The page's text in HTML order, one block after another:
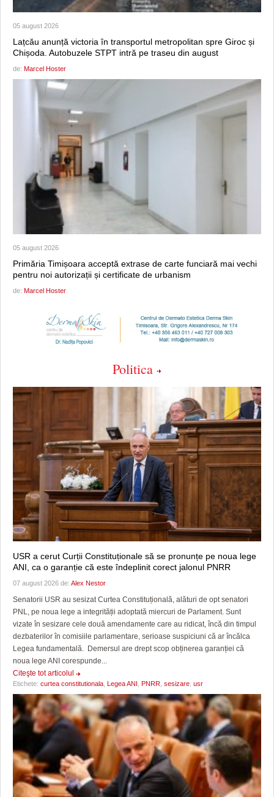
05 august 2026
Lațcău anunță victoria în transportul metropolitan spre Giroc și
Chișoda. Autobuzele STPT intră pe traseu din august
de: Marcel Hoster
05 august 2026
Primăria Timișoara acceptă extrase de carte funciară mai vechi
pentru noi autorizații și certificate de urbanism
de: Marcel Hoster
Politica
USR a cerut Curții Constituționale să se pronunțe pe noua lege
ANI, ca o garanție că este îndeplinit corect jalonul PNRR
07 august 2026 de: Alex Nestor
Senatorii USR au sesizat Curtea Constituțională, alături de opt senatori
PNL, pe noua lege a integrității adoptată miercuri de Parlament. Sunt
vizate în sesizare cele două amendamente care au ridicat, încă din timpul
dezbaterilor în comisiile parlamentare, serioase suspiciuni că ar încălca
Legea fundamentală. Demersul are drept scop obținerea garanției că
noua lege ANI corespunde...
Citeşte tot articolul
Etichete: curtea constitutionala, Legea ANI , PNRR, sesizare, usr